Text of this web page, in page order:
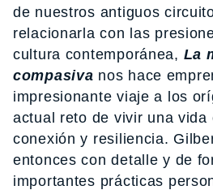
de nuestros antiguos
relacionarla con las
cultura contemporánea, La
compasiva nos hace
impresionante viaje a los
actual reto de vivir una vida
conexión y resiliencia.
entonces con detalle y de
importantes prácticas